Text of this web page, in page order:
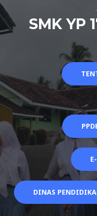
SMK YP
DINAS